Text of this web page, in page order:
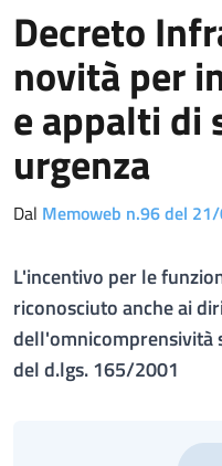
Decreto
novità per
e appalti di
urgenza
Dal Memoweb n.96 del
L'incentivo per le
riconosciuto anche ai
dell'omnicomprensività
del d.lgs. 165/2001